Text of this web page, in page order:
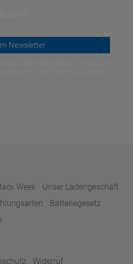
Newsletter
Week
Unser Ladengeschäft
Batteriegesetz
Widerruf